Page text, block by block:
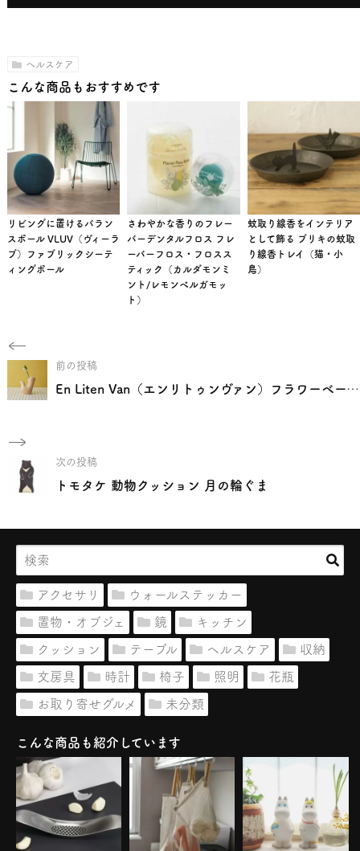
ヘルスケア
こんな商品もおすすめです
リビングに置けるバラン
スボール VLUV（ヴィーラ
ブ）ファブリックシーテ
ィングボール
さわやかな香りのフレー
バーデンタルフロス フレ
ーバーフロス・フロスス
ティック（カルダモンミ
ント/レモンベルガモッ
ト）
蚊取り線香をインテリア
として飾る ブリキの蚊取
り線香トレイ（猫・小
鳥）
前の投稿
En Liten Van（エンリトゥンヴァン）フラワーベース ハンカチ付き バード ブラウン
次の投稿
トモタケ 動物クッション 月の輪ぐま
アクセサリ ウォールステッカー
置物・オブジェ 鏡 キッチン
クッション テーブル ヘルスケア 収納
文房具 時計 椅子 照明 花瓶
お取り寄せグルメ 未分類
こんな商品も紹介しています